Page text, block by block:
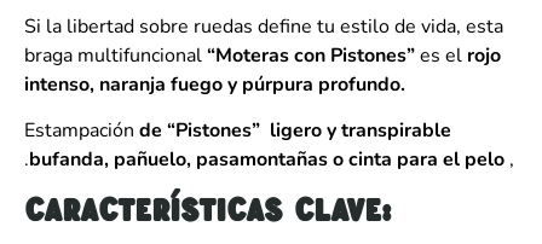
Si la libertad sobre ruedas define tu estilo de vida, esta
braga multifuncional“Moteras con Pistones”es el rojo
intenso, naranja fuego y púrpura profundo.
Estampación de “Pistones” ligero y transpirable
.bufanda, pañuelo, pasamontañas o cinta para el pelo ,
Características clave: